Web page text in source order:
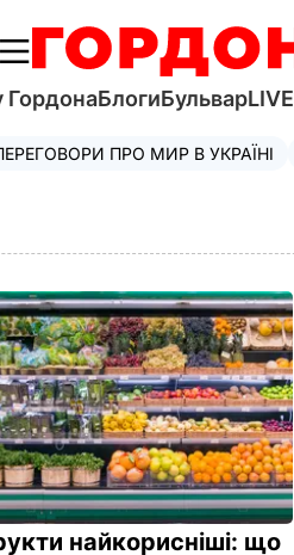
ГордонаБлогиБульварLIVE
ПРО МИР В УКРАЇНІ
найкорисніші: що